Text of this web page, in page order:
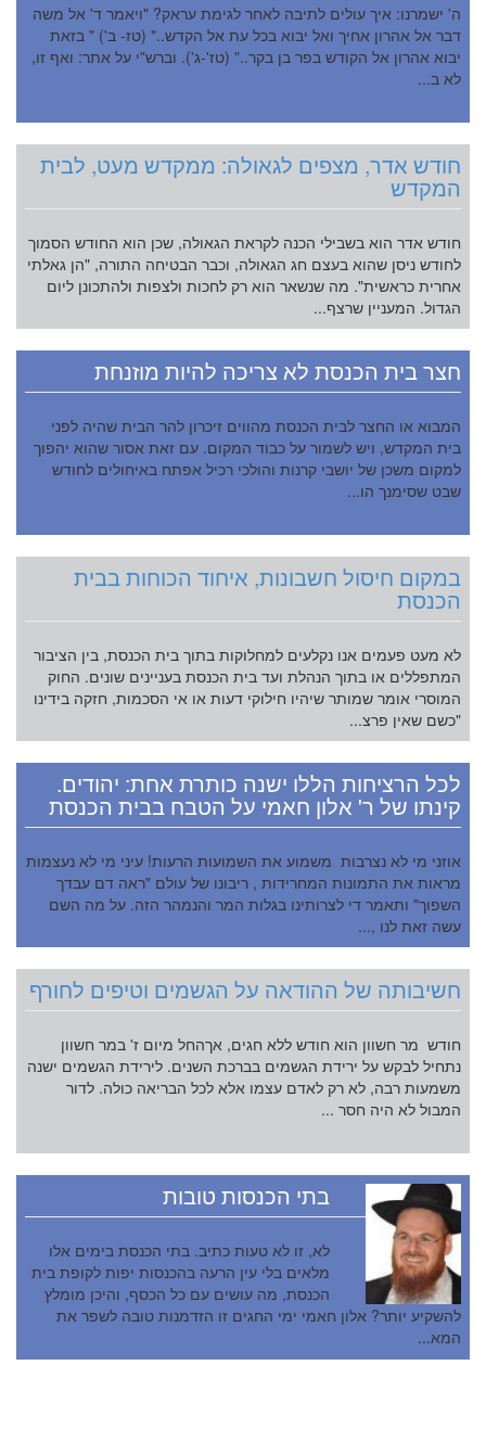
ה' ישמרנו: איך עולים לתיבה לאחר לגימת עראק? "ויאמר ד' אל משה
דבר אל אהרון אחיך ואל יבוא בכל עת אל הקדש.." (טז- ב') " בזאת
יבוא אהרון אל הקודש בפר בן בקר.." (טז'-ג'). וברש"י על אתר: ואף זו,
לא ב...
חודש אדר, מצפים לגאולה: ממקדש מעט, לבית
המקדש
חודש אדר הוא בשבילי הכנה לקראת הגאולה, שכן הוא החודש הסמוך
לחודש ניסן שהוא בעצם חג הגאולה, וכבר הבטיחה התורה, "הן גאלתי
אחרית כראשית". מה שנשאר הוא רק לחכות ולצפות ולהתכונן ליום
הגדול. המעניין שרצף...
חצר בית הכנסת לא צריכה להיות מוזנחת
המבוא או החצר לבית הכנסת מהווים זיכרון להר הבית שהיה לפני
בית המקדש, ויש לשמור על כבוד המקום. עם זאת אסור שהוא יהפוך
למקום משכן של יושבי קרנות והולכי רכיל אפתח באיחולים לחודש
שבט שסימנך הו...
במקום חיסול חשבונות, איחוד הכוחות בבית
הכנסת
לא מעט פעמים אנו נקלעים למחלוקות בתוך בית הכנסת, בין הציבור
המתפללים או בתוך הנהלת ועד בית הכנסת בעניינים שונים. החוק
המוסרי אומר שמותר שיהיו חילוקי דעות או אי הסכמות, חזקה בידינו
"כשם שאין פרצ...
לכל הרציחות הללו ישנה כותרת אחת: יהודים.
קינתו של ר' אלון חאמי על הטבח בבית הכנסת
אוזני מי לא נצרבות משמוע את השמועות הרעות! עיני מי לא נעצמות
מראות את התמונות המחרידות , ריבונו של עולם "ראה דם עבדך
השפוך" ותאמר די לצרותינו בגלות המר והנמהר הזה. על מה השם
עשה זאת לנו ,...
חשיבותה של ההודאה על הגשמים וטיפים לחורף
חודש מר חשוון הוא חודש ללא חגים, אךהחל מיום ז' במר חשוון
נתחיל לבקש על ירידת הגשמים בברכת השנים. לירידת הגשמים ישנה
משמעות רבה, לא רק לאדם עצמו אלא לכל הבריאה כולה. לדור
המבול לא היה חסר ...
בתי הכנסות טובות
לא, זו לא טעות כתיב. בתי הכנסת בימים אלו
מלאים בלי עין הרעה בהכנסות יפות לקופת בית
הכנסת, מה עושים עם כל הכסף, והיכן מומלץ
להשקיע יותר? אלון חאמי ימי החגים זו הזדמנות טובה לשפר את
המא...